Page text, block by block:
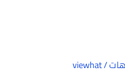
/
viewhat